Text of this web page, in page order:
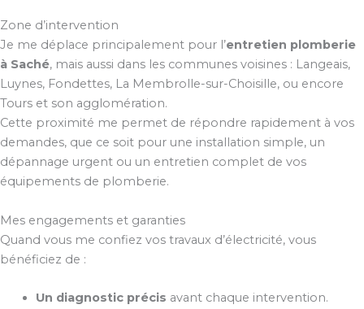
Zone d’intervention
Je me déplace principalement pour l’entretien plomberie
à Saché, mais aussi dans les communes voisines : Langeais,
Luynes, Fondettes, La Membrolle-sur-Choisille, ou encore
Tours et son agglomération.
Cette proximité me permet de répondre rapidement à vos
demandes, que ce soit pour une installation simple, un
dépannage urgent ou un entretien complet de vos
équipements de plomberie.
Mes engagements et garanties
Quand vous me confiez vos travaux d’électricité, vous
bénéficiez de :
Un diagnostic précis avant chaque intervention.